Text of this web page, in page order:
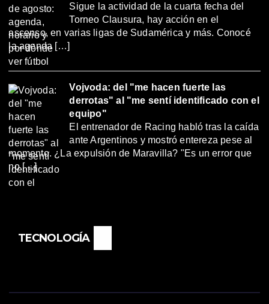
Sigue la actividad de la cuarta fecha del
Torneo Clausura, hay acción en el
ascenso, en varias ligas de Sudamérica y más. Conocé
la agenda […]
Vojvoda: del "me hacen fuerte las
derrotas" al "me sentí identificado con el
equipo"
El entrenador de Racing habló tras la caída
ante Argentinos y mostró entereza pese al
momento. ¿La expulsión de Maravilla? "Es un error que
no […]
TECNOLOGÍA